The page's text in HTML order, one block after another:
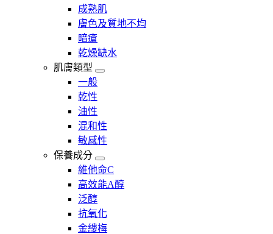
成熟肌
膚色及質地不均
暗瘡​
乾燥缺水
肌膚類型
一般
乾性
油性
混和性
敏感性
保養成分
維他命C
高效能A醇
泛醇
抗氧化
金縷梅